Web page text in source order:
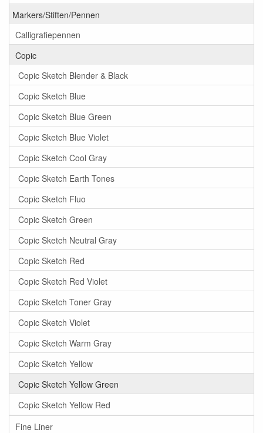
Markers/Stiften/Pennen
Calligrafiepennen
Copic
Copic Sketch Blender & Black
Copic Sketch Blue
Copic Sketch Blue Green
Copic Sketch Blue Violet
Copic Sketch Cool Gray
Copic Sketch Earth Tones
Copic Sketch Fluo
Copic Sketch Green
Copic Sketch Neutral Gray
Copic Sketch Red
Copic Sketch Red Violet
Copic Sketch Toner Gray
Copic Sketch Violet
Copic Sketch Warm Gray
Copic Sketch Yellow
Copic Sketch Yellow Green
Copic Sketch Yellow Red
Fine Liner